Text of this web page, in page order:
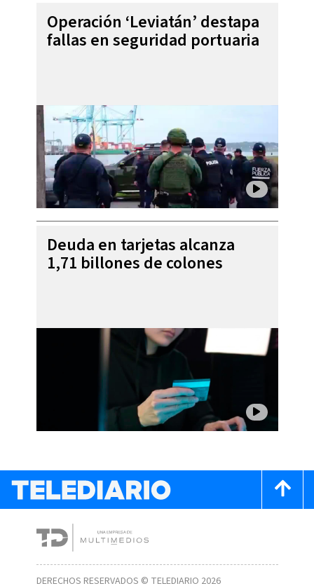
Operación ‘Leviatán’ destapa
fallas en seguridad portuaria
Deuda en tarjetas alcanza
1,71 billones de colones
DERECHOS RESERVADOS © TELEDIARIO 2026